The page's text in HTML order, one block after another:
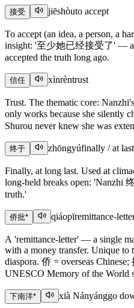
接受 jiēshòuto accept
To accept (an idea, a person, a
insight: '至少她已经接受了' — at
accepted the truth long ago.
信任 xìnrèntrust
Trust. The thematic core:
only works because she silently
Shurou never knew she was
终于 zhōngyúfinally / at last
Finally, at long last. Used at
long-held breaks open: 'Nanzhi
truth.'
侨批* qiáopīremittance-
A 'remittance-letter' — a single
with a money transfer. Unique to
diaspora. 侨 = overseas
UNESCO Memory of the World
下南洋* xià Nányánggo